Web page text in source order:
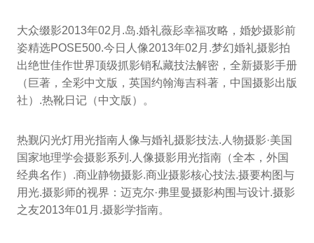
大众缀影2013年02月.岛.婚礼薇髟幸福攻略，婚妙摄影前
姿精选POSE500.今日人像2013年02月.梦幻婚礼摄影拍
出绝世佳作世界顶级抓影销私藏技法解密，全新摄影手册
（巨著，全彩中文版，英国约翰海吉科著，中国摄影出版
社）.热靴日记（中文版）。
热觐闪光灯用光指南人像与婚礼摄影技法.人物摄影·美国
国家地理学会摄影系列.人像摄影用光指南（全本，外国
经典名作）.商业静物摄影.商业摄影核心技法.摄要构图与
用光.摄影师的视界：迈克尔·弗里曼摄影构围与设计.摄影
之友2013年01月.摄影学指南。